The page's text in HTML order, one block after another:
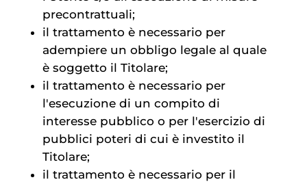
precontrattuali;
il trattamento è necessario per
adempiere un obbligo legale al quale
è soggetto il Titolare;
il trattamento è necessario per
l'esecuzione di un compito di
interesse pubblico o per l'esercizio di
pubblici poteri di cui è investito il
Titolare;
il trattamento è necessario per il